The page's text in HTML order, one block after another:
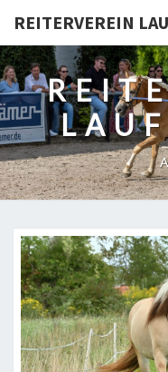
REITERVEREIN